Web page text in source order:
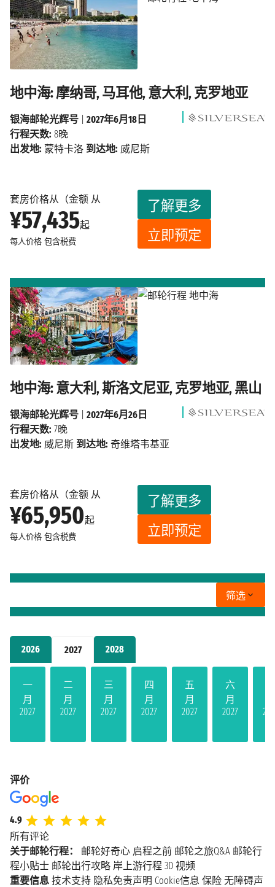
2026 2027 2028
一
月
2027
二
月
2027
三
月
2027
四
月
2027
五
月
2027
六
月
2027
地中海: 摩纳哥, 马耳他, 意大利, 克罗地亚
套房价格从（金额 从
¥57,435起
每人价格 包含税费
了解更多
立即预定
银海邮轮光辉号
2027年6月18日
行程天数: 8晚
出发地: 蒙特卡洛 到达地: 威尼斯
地中海: 意大利, 斯洛文尼亚, 克罗地亚, 黑山
套房价格从（金额 从
¥65,950起
每人价格 包含税费
了解更多
立即预定
银海邮轮光辉号
2027年6月26日
行程天数: 7晚
出发地: 威尼斯 到达地: 奇维塔韦基亚
筛选
评价
4.9
所有评论
关于邮轮行程：
邮轮好奇心 启程之前 邮轮之旅Q&A 邮轮行
程小贴士 邮轮出行攻略 岸上游行程 3D 视频
重要信息 技术支持 隐私免责声明 Cookie信息 保险 无障碍声